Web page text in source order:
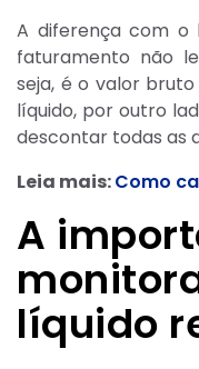
A diferença com o
faturamento não
seja, é o valor
líquido, por outro
descontar todas as
Leia mais:Como
A
líquido